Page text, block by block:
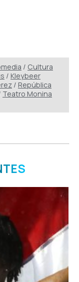
/ Cultura
/ Kleybeer
/ República
Teatro Monina